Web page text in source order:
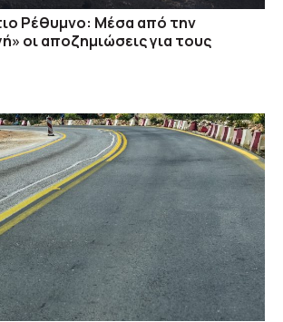
Ρέθυμνο: Μέσα από την
οι αποζημιώσεις για τους